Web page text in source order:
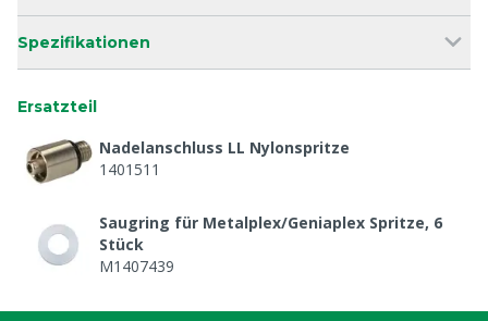
Spezifikationen
Ersatzteil
Nadelanschluss LL Nylonspritze
1401511
Saugring für Metalplex/Geniaplex Spritze, 6
Stück
M1407439